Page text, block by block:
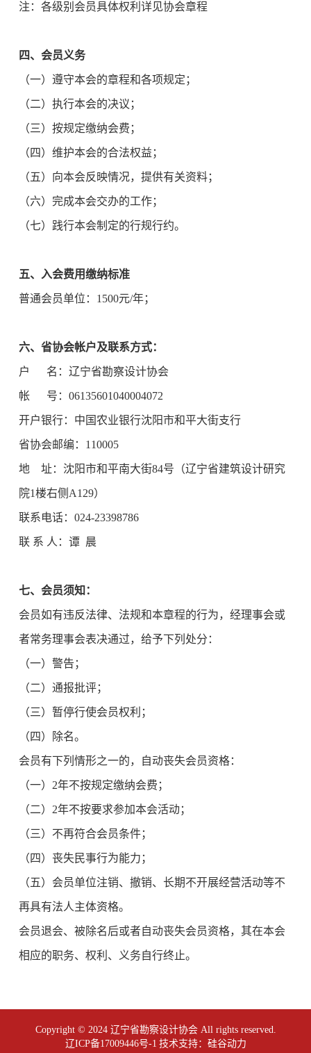
注：各级别会员具体权利详见协会章程
四、会员义务
（一）遵守本会的章程和各项规定；
（二）执行本会的决议；
（三）按规定缴纳会费；
（四）维护本会的合法权益；
（五）向本会反映情况，提供有关资料；
（六）完成本会交办的工作；
（七）践行本会制定的行规行约。
五、入会费用缴纳标准
普通会员单位：1500元/年；
六、省协会帐户及联系方式：
户 名：辽宁省勘察设计协会
帐 号：06135601040004072
开户银行：中国农业银行沈阳市和平大街支行
省协会邮编：110005
地 址：沈阳市和平南大街84号（辽宁省建筑设计研究
院1楼右侧A129）
联系电话：024-23398786
联 系 人：谭 晨
七、会员须知：
会员如有违反法律、法规和本章程的行为，经理事会或
者常务理事会表决通过，给予下列处分：
（一）警告；
（二）通报批评；
（三）暂停行使会员权利；
（四）除名。
会员有下列情形之一的，自动丧失会员资格：
（一）2年不按规定缴纳会费；
（二）2年不按要求参加本会活动；
（三）不再符合会员条件；
（四）丧失民事行为能力；
（五）会员单位注销、撤销、长期不开展经营活动等不
再具有法人主体资格。
会员退会、被除名后或者自动丧失会员资格，其在本会
相应的职务、权利、义务自行终止。
Copyright © 2024 辽宁省勘察设计协会 All rights reserved.
辽ICP备17009446号-1 技术支持： 硅谷动力